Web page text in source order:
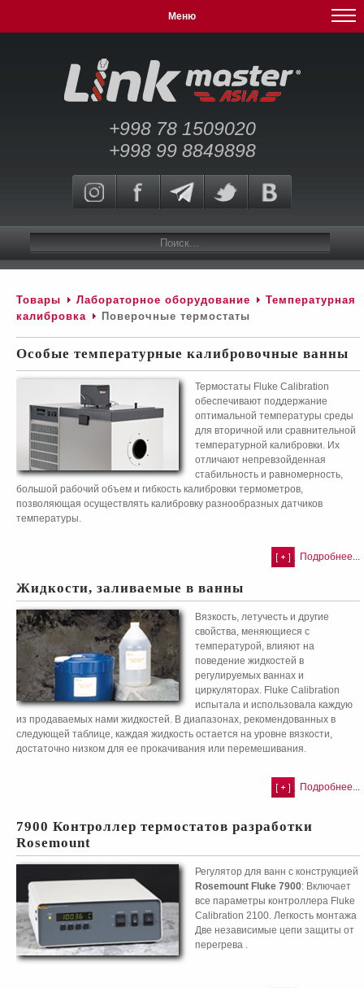
Меню
+998 78 1509020
+998 99 8849898
Товары Лабораторное оборудование
Температурная
калибровка
Поверочные термостаты
Особые температурные калибровочные ванны
Термостаты Fluke Calibration
обеспечивают поддержание
оптимальной температуры среды
для вторичной или сравнительной
температурной калибровки. Их
отличают непревзойденная
стабильность и равномерность,
большой рабочий объем и гибкость калибровки термометров,
позволяющая осуществлять калибровку разнообразных датчиков
температуры.
Подробнее...
Жидкости, заливаемые в ванны
Вязкость, летучесть и другие
свойства, меняющиеся с
температурой, влияют на
поведение жидкостей в
регулируемых ваннах и
циркуляторах. Fluke Calibration
испытала и использовала каждую
из продаваемых нами жидкостей. В диапазонах, рекомендованных в
следующей таблице, каждая жидкость остается на уровне вязкости,
достаточно низком для ее прокачивания или перемешивания.
Подробнее...
7900 Контроллер термостатов разработки
Rosemount
Регулятор для ванн с конструкцией
Rosemount Fluke 7900: Включает
все параметры контроллера Fluke
Calibration 2100. Легкость монтажа
Две независимые цепи защиты от
перегрева .